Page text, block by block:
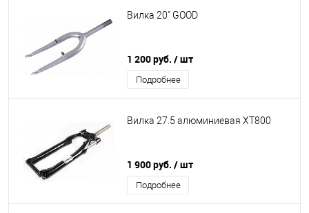
Вилка 20" GOOD
1 200 руб. / шт
Подробнее
Вилка 27.5 алюминиевая XT800
1 900 руб. / шт
Подробнее